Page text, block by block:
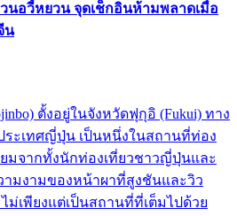
วนอวี้หยวน จุดเช็กอินห้ามพลาดเมื่อ
น
ตั้งอยู่ในจังหวัดฟุกุอิ (Fukui) ทาง
ะเทศญี่ปุ่น เป็นหนึ่งในสถานที่ท่อง
มจากทั้งนักท่องเที่ยวชาวญี่ปุ่นและ
ามงามของหน้าผาที่สูงชันและวิว
เพียงแต่เป็นสถานที่ที่เต็มไปด้วย